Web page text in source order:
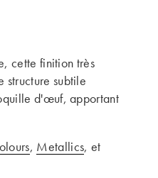
cette finition très
structure subtile
d'œuf, apportant
, Metallics, et